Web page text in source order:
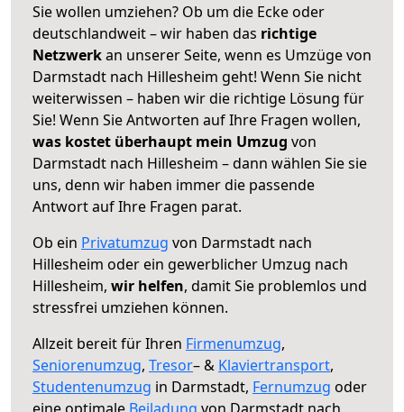
Sie wollen umziehen? Ob um die Ecke oder
deutschlandweit – wir haben das richtige
Netzwerkan unserer Seite, wenn es Umzüge von
Darmstadt nach Hillesheim geht! Wenn Sie nicht
weiterwissen – haben wir die richtige Lösung für
Sie! Wenn Sie Antworten auf Ihre Fragen wollen,
was kostet überhaupt mein Umzug von
Darmstadt nach Hillesheim – dann wählen Sie sie
uns, denn wir haben immer die passende
Antwort auf Ihre Fragen parat.
Ob ein Privatumzug von Darmstadt nach
Hillesheim oder ein gewerblicher Umzug nach
Hillesheim, wir helfen, damit Sie problemlos und
stressfrei umziehen können.
Allzeit bereit für Ihren Firmenumzug,
Seniorenumzug, Tresor– & Klaviertransport,
Studentenumzug in Darmstadt, Fernumzug oder